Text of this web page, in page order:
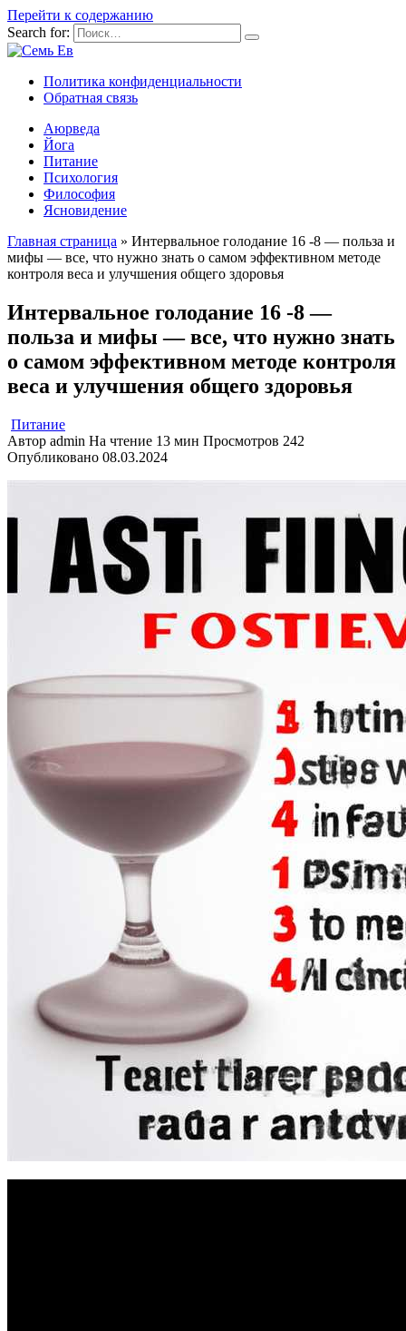
Перейти к содержанию
Search for:
Политика конфиденциальности
Обратная связь
Аюрведа
Йога
Питание
Психология
Философия
Ясновидение
Главная страница » Интервальное голодание 16 -8 — польза и
мифы — все, что нужно знать о самом эффективном методе
контроля веса и улучшения общего здоровья
Интервальное голодание 16 -8 —
польза и мифы — все, что нужно знать
о самом эффективном методе контроля
веса и улучшения общего здоровья
Питание
Автор admin На чтение 13 мин Просмотров 242
Опубликовано 08.03.2024